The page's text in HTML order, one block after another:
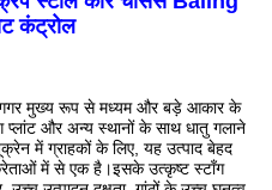
कंट्रोल
मुख्य रूप से मध्यम और बड़े आकार के
और अन्य स्थानों के साथ धातु गलाने
में ग्राहकों के लिए, यह उत्पाद बेहद
में से एक है।इसके उत्कृष्ट स्टॉंग